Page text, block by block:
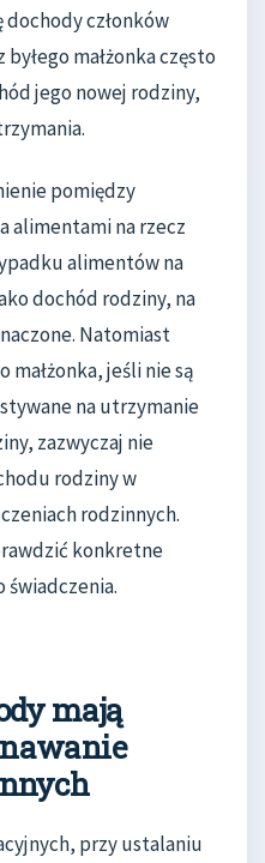
członków
małżonka często
jego nowej rodziny,
pomiędzy
alimentami na rzecz
alimentów na
dochód rodziny, na
Natomiast
małżonka, jeśli nie są
na utrzymanie
zazwyczaj nie
rodziny w
rodzinnych.
konkretne
świadczenia.
mają
przy ustalaniu